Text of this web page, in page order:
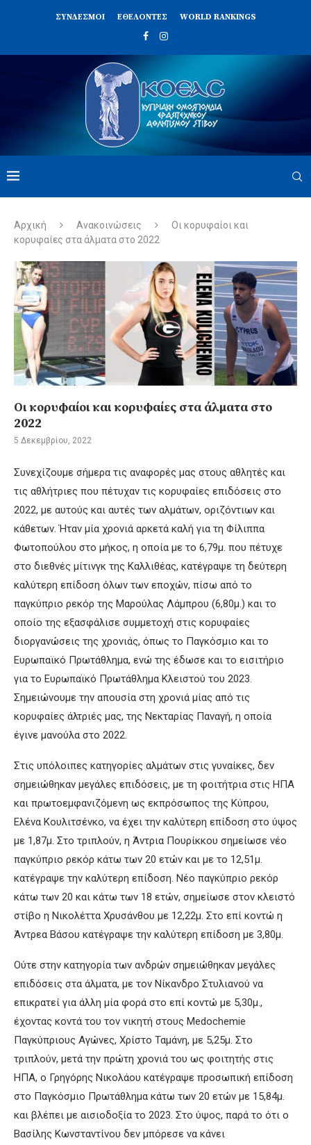
ΣΥΝΔΈΣΜΟΙ ΕΘΕΛΟΝΤΈΣ WORLD RANKINGS
Αρχική Ανακοινώσεις
Οι κορυφαίοι και
κορυφαίες στα άλματα στο 2022
Οι κορυφαίοι και κορυφαίες στα άλματα στο
2022
5 Δεκεμβρίου, 2022
Συνεχίζουμε σήμερα τις αναφορές μας στους αθλητές και
τις αθλήτριες που πέτυχαν τις κορυφαίες επιδόσεις στο
2022, με αυτούς και αυτές των αλμάτων, οριζόντιων και
κάθετων. Ήταν μία χρονιά αρκετά καλή για τη Φίλιππα
Φωτοπούλου στο μήκος, η οποία με το 6,79μ. που πέτυχε
στο διεθνές μίτινγκ της Καλλιθέας, κατέγραψε τη δεύτερη
καλύτερη επίδοση όλων των εποχών, πίσω από το
παγκύπριο ρεκόρ της Μαρούλας Λάμπρου (6,80μ.) και το
οποίο της εξασφάλισε συμμετοχή στις κορυφαίες
διοργανώσεις της χρονιάς, όπως το Παγκόσμιο και το
Ευρωπαϊκό Πρωτάθλημα, ενώ της έδωσε και το εισιτήριο
για το Ευρωπαϊκό Πρωτάθλημα Κλειστού του 2023.
Σημειώνουμε την απουσία στη χρονιά μίας από τις
κορυφαίες άλτριές μας, της Νεκταρίας Παναγή, η οποία
έγινε μανούλα στο 2022.
Στις υπόλοιπες κατηγορίες αλμάτων στις γυναίκες, δεν
σημειώθηκαν μεγάλες επιδόσεις, με τη φοιτήτρια στις ΗΠΑ
και πρωτοεμφανιζόμενη ως εκπρόσωπος της Κύπρου,
Ελένα Κουλιτσένκο, να έχει την καλύτερη επίδοση στο ύψος
με 1,87μ. Στο τριπλούν, η Άντρια Πουρίκκου σημείωσε νέο
παγκύπριο ρεκόρ κάτω των 20 ετών και με το 12,51μ.
κατέγραψε την καλύτερη επίδοση. Νέο παγκύπριο ρεκόρ
κάτω των 20 και κάτω των 18 ετών, σημείωσε στον κλειστό
στίβο η Νικολέττα Χρυσάνθου με 12,22μ. Στο επί κοντώ η
Άντρεα Βάσου κατέγραψε την καλύτερη επίδοση με 3,80μ.
Ούτε στην κατηγορία των ανδρών σημειώθηκαν μεγάλες
επιδόσεις στα άλματα, με τον Νίκανδρο Στυλιανού να
επικρατεί για άλλη μία φορά στο επί κοντώ με 5,30μ.,
έχοντας κοντά του τον νικητή στους Medochemie
Παγκύπριους Αγώνες, Χρίστο Ταμάνη, με 5,25μ. Στο
τριπλούν, μετά την πρώτη χρονιά του ως φοιτητής στις
ΗΠΑ, ο Γρηγόρης Νικολάου κατέγραψε προσωπική επίδοση
στο Παγκόσμιο Πρωτάθλημα κάτω των 20 ετών με 15,84μ.
και βλέπει με αισιοδοξία το 2023. Στο ύψος, παρά το ότι ο
Βασίλης Κωνσταντίνου δεν μπόρεσε να κάνει